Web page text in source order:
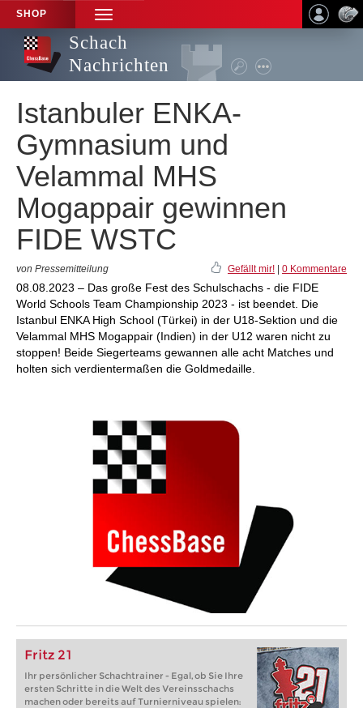
SHOP
TOGGLE
NAVIGATION
Schach
Nachrichten
Istanbuler ENKA-
Gymnasium und
Velammal MHS
Mogappair gewinnen
FIDE WSTC
von Pressemitteilung Gefällt mir! 0 Kommentare
08.08.2023 – Das große Fest des Schulschachs - die FIDE
World Schools Team Championship 2023 - ist beendet. Die
Istanbul ENKA High School (Türkei) in der U18-Sektion und die
Velammal MHS Mogappair (Indien) in der U12 waren nicht zu
stoppen! Beide Siegerteams gewannen alle acht Matches und
holten sich verdientermaßen die Goldmedaille.
Fritz 21
Ihr persönlicher Schachtrainer - Egal, ob Sie Ihre
ersten Schritte in die Welt des Vereinsschachs
machen oder bereits auf Turnierniveau spielen: